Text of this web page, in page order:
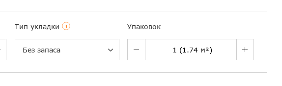
Тип укладки i
Без запаса
Упаковок